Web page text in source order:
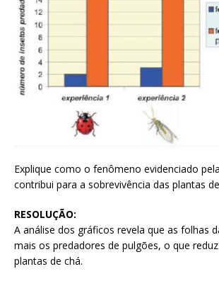
Explique como o fenômeno evidenciado
contribui para a sobrevivência das plantas
RESOLUÇÃO:
A análise dos gráficos revela que as folhas
mais os predadores de pulgões, o que
plantas de chá.